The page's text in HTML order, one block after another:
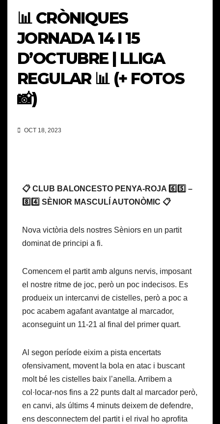
📊 CRÒNIQUES
JORNADA 14 I 15
D’OCTUBRE | LLIGA
REGULAR 📊 (+ FOTOS
📸)
OCT 18, 2023
📋 CLUB BALONCESTO PENYA-ROJA 6️⃣5️⃣ –
8️⃣4️⃣ SÈNIOR MASCULÍ AUTONÒMIC 📋
Nova victòria dels nostres Sèniors en un partit
dominat de principi a fi.
Comencem el partit amb alguns nervis, imposant
el nostre ritme de joc, però un poc indecisos. Es
produeix un intercanvi de cistelles, però a poc a
poc acabem agafant avantatge al marcador,
aconseguint un 11-21 al final del primer quart.
Al segon període eixim a pista encertats
ofensivament, movent la bola en atac i buscant
molt bé les cistelles baix l’anella. Arribem a
col·locar-nos fins a 22 punts dalt al marcador però,
en canvi, als últims 4 minuts deixem de defendre,
ens desconnectem del partit i el rival ho aprofita